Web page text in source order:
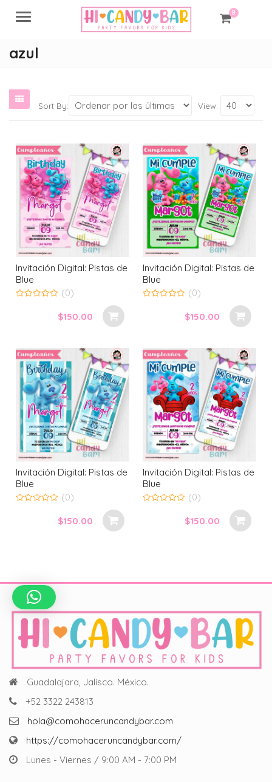
Menu 0
azul
Sort By: View:
Invitación Digital: Pistas de
Blue
(0)
$150.00
Invitación Digital: Pistas de
Blue
(0)
$150.00
Invitación Digital: Pistas de
Blue
(0)
$150.00
Invitación Digital: Pistas de
Blue
(0)
$150.00
Guadalajara, Jalisco. México.
+52 3322 243813
hola@comohaceruncandybar.com
https://comohaceruncandybar.com/
Lunes - Viernes / 9:00 AM - 7:00 PM